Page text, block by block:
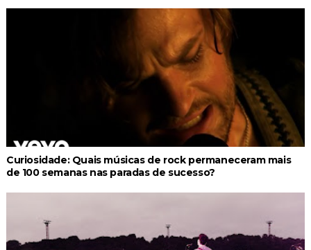
Curiosidade: Quais músicas de rock permaneceram mais
de 100 semanas nas paradas de sucesso?